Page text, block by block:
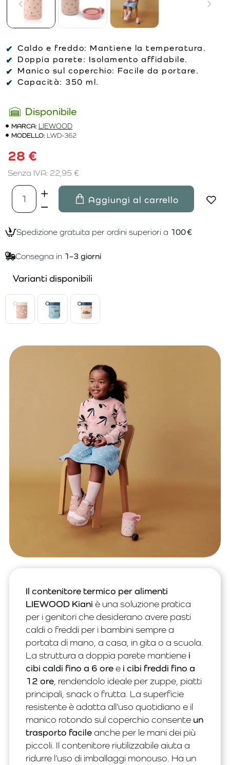
Caldo e freddo: Mantiene la temperatura.
Doppia parete: Isolamento affidabile.
Manico sul coperchio: Facile da portare.
Capacità: 350 ml.
Disponibile
MARCA: LIEWOOD
MODELLO: LWD-362
28 €
Senza IVA: 22,95 €
Aggiungi al carrello
Spedizione gratuita per ordini superiori a 100 €
Consegna in 1–3 giorni
Varianti disponibili
Il contenitore termico per alimenti
LIEWOOD Kiani è una soluzione pratica
per i genitori che desiderano avere pasti
caldi o freddi per i bambini sempre a
portata di mano, a casa, in gita o a scuola.
La struttura a doppia parete mantiene i
cibi caldi fino a 6 oree i cibi freddi fino a
12 ore , rendendolo ideale per zuppe, piatti
principali, snack o frutta. La superficie
resistente è adatta all’uso quotidiano e il
manico rotondo sul coperchio consenteun
trasporto facileanche per le mani dei più
piccoli. Il contenitore riutilizzabile aiuta a
ridurre l’uso di imballaggi monouso. Ha un